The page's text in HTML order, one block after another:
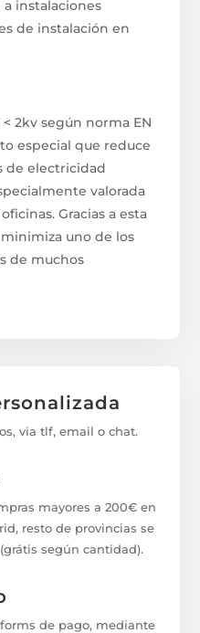
a instalaciones
de instalación en
2kv según norma EN
especial que reduce
de electricidad
valorada
Gracias a esta
uno de los
de muchos
via tlf, email o chat.
mayores a 200€ en
resto de provincias se
según cantidad).
de pago, mediante